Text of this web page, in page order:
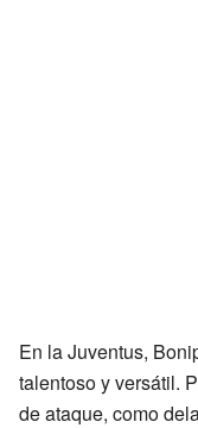
En la Juventus,
talentoso y versátil.
de ataque, como